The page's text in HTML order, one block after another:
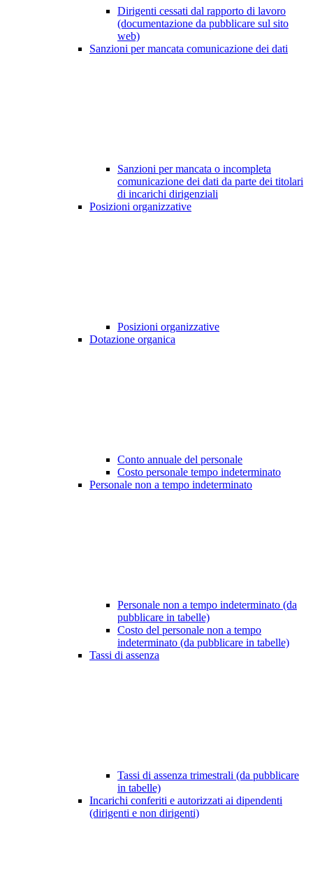
Dirigenti cessati dal rapporto di lavoro
(documentazione da pubblicare sul sito
web)
Sanzioni per mancata comunicazione dei dati
Sanzioni per mancata o incompleta
comunicazione dei dati da parte dei titolari
di incarichi dirigenziali
Posizioni organizzative
Posizioni organizzative
Dotazione organica
Conto annuale del personale
Costo personale tempo indeterminato
Personale non a tempo indeterminato
Personale non a tempo indeterminato (da
pubblicare in tabelle)
Costo del personale non a tempo
indeterminato (da pubblicare in tabelle)
Tassi di assenza
Tassi di assenza trimestrali (da pubblicare
in tabelle)
Incarichi conferiti e autorizzati ai dipendenti
(dirigenti e non dirigenti)